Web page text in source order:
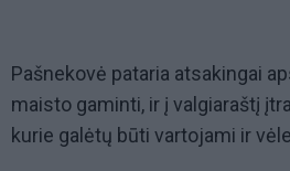
Pašnekovė pataria atsakingai
maisto gaminti, ir į valgiaraštį
kurie galėtų būti vartojami ir